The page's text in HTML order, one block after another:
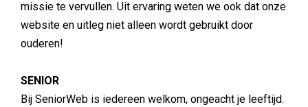
missie te vervullen. Uit ervaring weten we ook dat onze
website en uitleg niet alleen wordt gebruikt door
ouderen!
SENIOR
Bij SeniorWeb is iedereen welkom, ongeacht je leeftijd.